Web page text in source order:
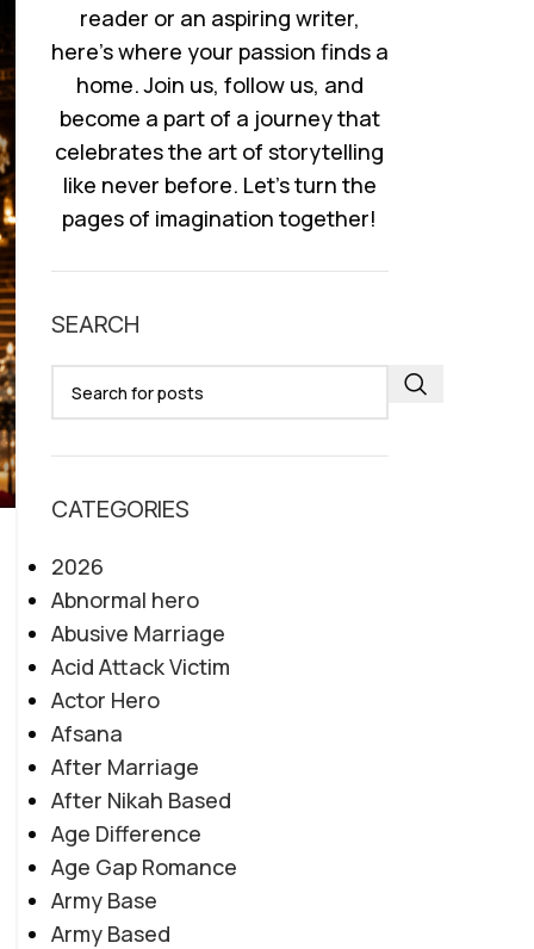
reader or an aspiring writer,
here’s where your passion finds a
home. Join us, follow us, and
become a part of a journey that
celebrates the art of storytelling
like never before. Let’s turn the
pages of imagination together!
SEARCH
CATEGORIES
2026
Abnormal hero
Abusive Marriage
Acid Attack Victim
Actor Hero
Afsana
After Marriage
After Nikah Based
Age Difference
Age Gap Romance
Army Base
Army Based